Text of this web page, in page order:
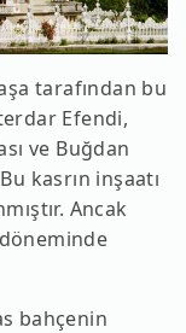
tarafından bu
Efendi,
ve Buğdan
kasrın inşaatı
Ancak
bahçenin